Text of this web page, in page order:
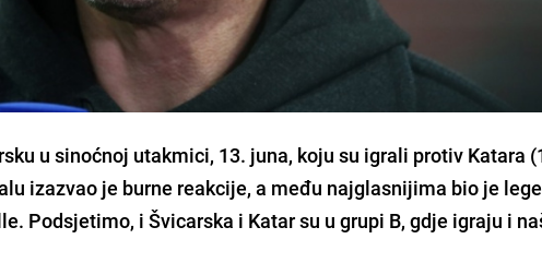
u sinoćnoj utakmici, 13. juna, koju su igrali protiv Katara
izazvao je burne reakcije, a među najglasnijima bio je
Podsjetimo, i Švicarska i Katar su u grupi B, gdje igraju i